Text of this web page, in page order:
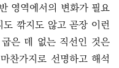
영역에서의 변화가 필요
도 깎지도 않고 곧장 이런
은 데 없는 직선인 것은
찬가지로 선명하고 해석